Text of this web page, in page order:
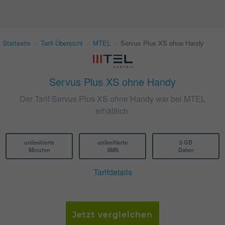
Startseite Tarif-Übersicht MTEL Servus Plus XS ohne Handy
Servus Plus XS ohne Handy
Der Tarif Servus Plus XS ohne Handy war bei MTEL
erhältlich.
unlimitierte
Minuten
unlimitierte
SMS
5 GB
Daten
Tarifdetails
Jetzt vergleichen